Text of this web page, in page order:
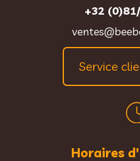
+32
Service
Horaires